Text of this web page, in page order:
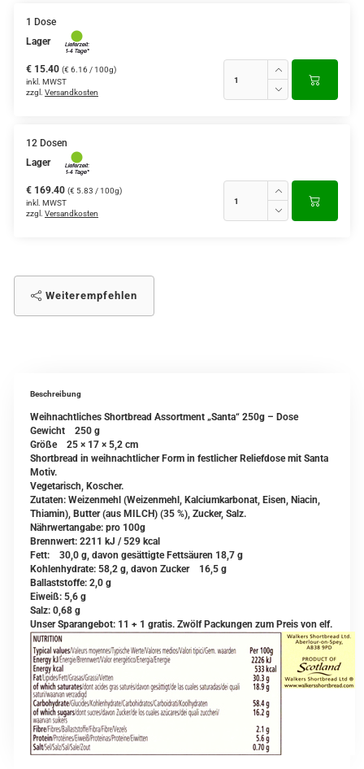
1 Dose
Lager
€ 15.40 (€ 6.16 / 100g)
inkl. MWST
zzgl. Versandkosten
12 Dosen
Lager
€ 169.40 (€ 5.83 / 100g)
inkl. MWST
zzgl. Versandkosten
Weiterempfehlen
Beschreibung
Weihnachtliches Shortbread Assortment „Santa“ 250g – Dose
Gewicht 250 g
Größe 25 × 17 × 5,2 cm
Shortbread in weihnachtlicher Form in festlicher Reliefdose mit Santa
Motiv.
Vegetarisch, Koscher.
Zutaten: Weizenmehl (Weizenmehl, Kalciumkarbonat, Eisen, Niacin,
Thiamin), Butter (aus MILCH) (35 %), Zucker, Salz.
Nährwertangabe: pro 100g
Brennwert: 2211 kJ / 529 kcal
Fett: 30,0 g, davon gesättigte Fettsäuren 18,7 g
Kohlenhydrate: 58,2 g, davon Zucker 16,5 g
Ballaststoffe: 2,0 g
Eiweiß: 5,6 g
Salz: 0,68 g
Unser Sparangebot: 11 + 1 gratis. Zwölf Packungen zum Preis von elf.